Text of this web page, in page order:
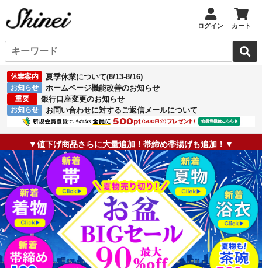
ログイン カート
休業案内 夏季休業について(8/13-8/16)
お知らせ ホームページ機能改善のお知らせ
重要 銀行口座変更のお知らせ
お知らせ お問い合わせに対するご返信メールについて
▼値下げ商品さらに大量追加！帯締め帯揚げも追加！▼